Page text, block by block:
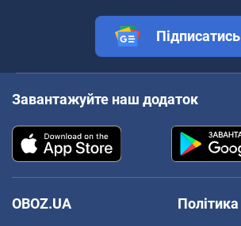
Підписатись
Завантажуйте наш додаток
OBOZ.UA
Політика